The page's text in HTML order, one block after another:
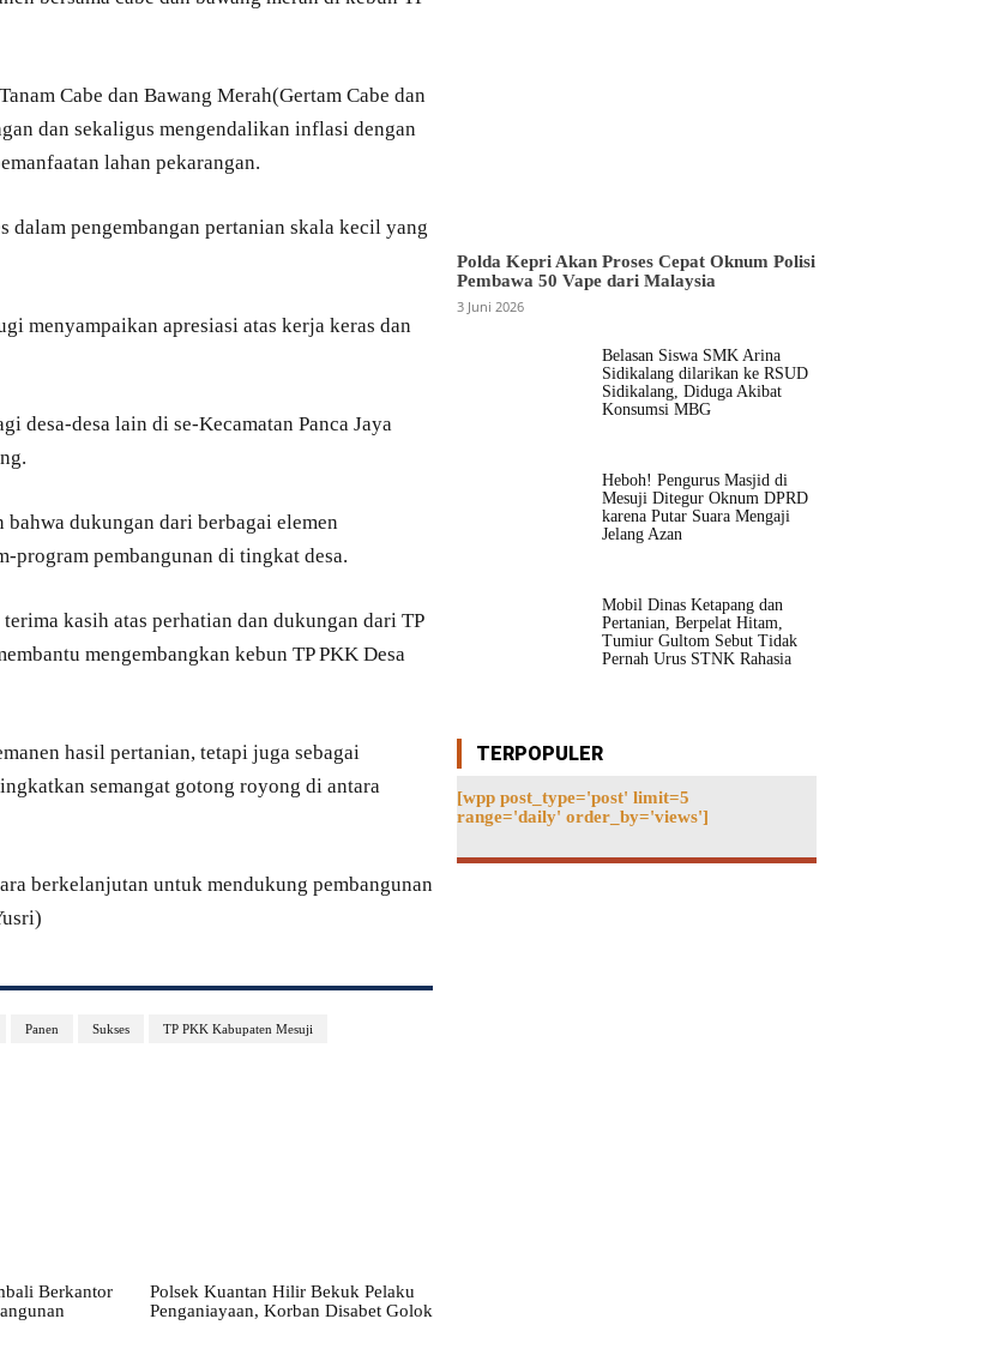
Cabe dan Bawang Merah(Gertam Cabe dan
dan sekaligus mengendalikan inflasi dengan
lahan pekarangan.
dalam pengembangan pertanian skala kecil yang
menyampaikan apresiasi atas kerja keras dan
desa-desa lain di se-Kecamatan Panca Jaya
bahwa dukungan dari berbagai elemen
program pembangunan di tingkat desa.
kasih atas perhatian dan dukungan dari TP
mengembangkan kebun TP PKK Desa
hasil pertanian, tetapi juga sebagai
semangat gotong royong di antara
berkelanjutan untuk mendukung pembangunan
Panen Sukses TP PKK Kabupaten Mesuji
Berkantor
Polsek Kuantan Hilir Bekuk Pelaku
Penganiayaan, Korban Disabet Golok
Polda Kepri Akan Proses Cepat Oknum Polisi
Pembawa 50 Vape dari Malaysia
3 Juni 2026
Belasan Siswa SMK Arina
Sidikalang dilarikan ke RSUD
Sidikalang, Diduga Akibat
Konsumsi MBG
Heboh! Pengurus Masjid di
Mesuji Ditegur Oknum DPRD
karena Putar Suara Mengaji
Jelang Azan
Mobil Dinas Ketapang dan
Pertanian, Berpelat Hitam,
Tumiur Gultom Sebut Tidak
Pernah Urus STNK Rahasia
TERPOPULER
[wpp post_type='post' limit=5
range='daily' order_by='views']